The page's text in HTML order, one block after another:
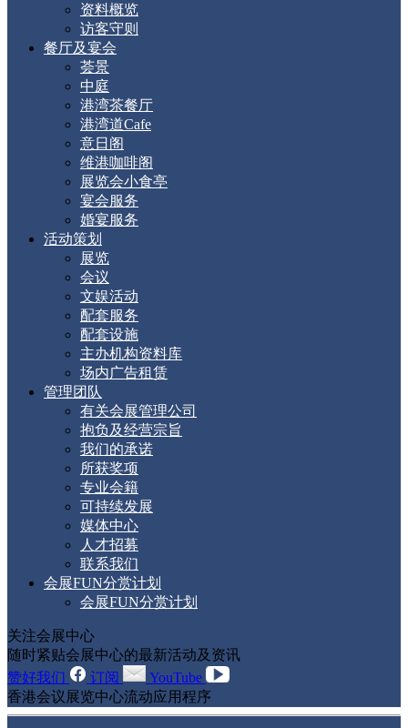
资料概览
访客守则
餐厅及宴会
荟景
中庭
港湾茶餐厅
港湾道Cafe
意日阁
维港咖啡阁
展览会小食亭
宴会服务
婚宴服务
活动策划
展览
会议
文娱活动
配套服务
配套设施
主办机构资料库
场内广告租赁
管理团队
有关会展管理公司
抱负及经营宗旨
我们的承诺
所获奖项
专业会籍
可持续发展
媒体中心
人才招募
联系我们
会展FUN分赏计划
会展FUN分赏计划
关注会展中心
随时紧贴会展中心的最新活动及资讯
赞好我们
订阅
YouTube
香港会议展览中心流动应用程序